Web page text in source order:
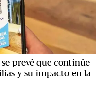
se prevé que continúe
y su impacto en la